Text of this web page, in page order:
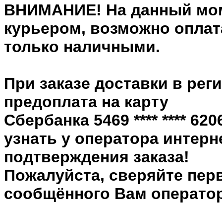
ВНИМАНИЕ! На данный
курьером, возможно
только наличными.
При заказе доставки в
предоплата на карту
Сбербанка 5469 **** ****
узнать у оператора
подтверждения заказа!
Пожалуйста, сверяйте
сообщённого Вам